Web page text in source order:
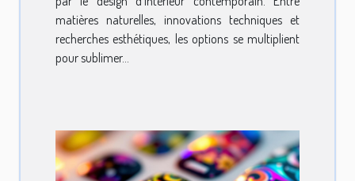
matières naturelles, innovations techniques et
recherches esthétiques, les options se multiplient
pour sublimer...